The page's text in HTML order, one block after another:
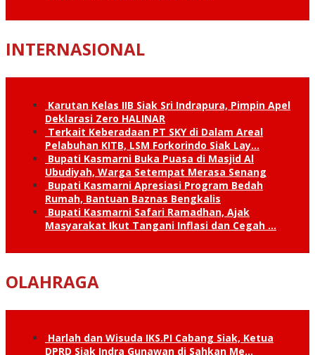
INTERNASIONAL
Karutan Kelas IIB Siak Sri Indrapura, Pimpin Apel
Deklarasi Zero HALINAR
Terkait Keberadaan PT SKY di Dalam Areal
Pelabuhan KITB, LSM Forkorindo Siak Lay…
Bupati Kasmarni Buka Puasa di Masjid Al
Ubudiyah, Warga Setempat Merasa Senang
Bupati Kasmarni Apresiasi Program Bedah
Rumah, Bantuan Baznas Bengkalis
Bupati Kasmarni Safari Ramadhan, Ajak
Masyarakat Ikut Tangani Inflasi dan Cegah …
OLAHRAGA
Harlah dan Wisuda IKS.PI Cabang Siak, Ketua
DPRD Siak Indra Gunawan di Sahkan Me…